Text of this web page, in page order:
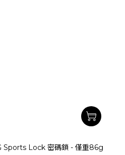
Sports Lock 密碼鎖 - 僅重86g